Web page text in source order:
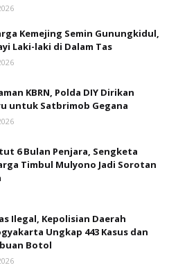
Kemejing Semin Gunungkidul,
Laki-laki di Dalam Tas
KBRN, Polda DIY Dirikan
untuk Satbrimob Gegana
6 Bulan Penjara, Sengketa
Timbul Mulyono Jadi Sorotan
Ilegal, Kepolisian Daerah
Ungkap 443 Kasus dan
Botol